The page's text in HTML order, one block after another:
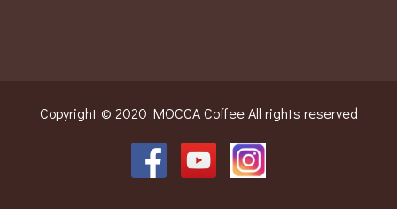
Copyright © 2020 MOCCA Coffee All rights reserved